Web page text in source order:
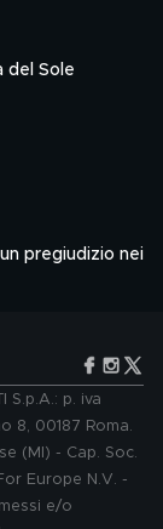
del Sole
pregiudizio nei
S.p.A.: p. iva
8, 00187 Roma.
(MI) - Cap. Soc.
Europe N.V. -
e/o